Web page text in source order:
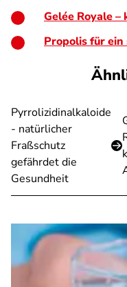
Gelée Royale
Propolis für ein
Pyrrolizidinalkaloide
- natürlicher
Fraßschutz
gefährdet die
Gesundheit